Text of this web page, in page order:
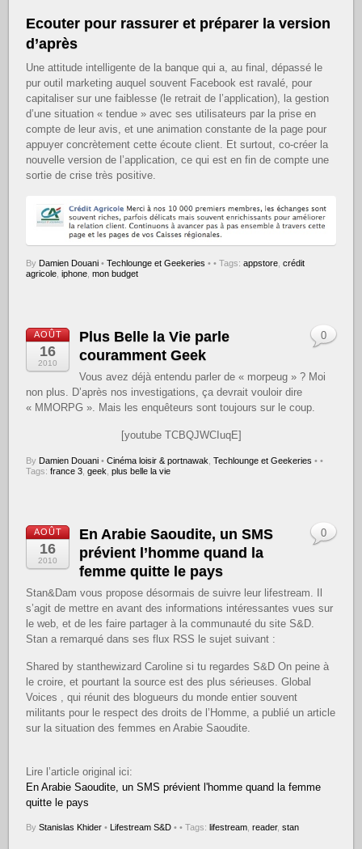
Ecouter pour rassurer et préparer la version
d’après
Une attitude intelligente de la banque qui a, au final, dépassé le
pur outil marketing auquel souvent Facebook est ravalé, pour
capitaliser sur une faiblesse (le retrait de l’application), la gestion
d’une situation « tendue » avec ses utilisateurs par la prise en
compte de leur avis, et une animation constante de la page pour
appuyer concrètement cette écoute client. Et surtout, co-créer la
nouvelle version de l’application, ce qui est en fin de compte une
sortie de crise très positive.
By Damien Douani • Techlounge et Geekeries • • Tags:appstore ,crédit
agricole ,iphone ,mon budget
AOÛT
16
2010
Plus Belle la Vie parle
couramment Geek
Vous avez déjà entendu parler de « morpeug » ? Moi
non plus. D’après nos investigations, ça devrait vouloir dire
« MMORPG ». Mais les enquêteurs sont toujours sur le coup.
[youtube TCBQJWCIuqE]
By Damien Douani • Cinéma loisir & portnawak ,Techlounge et Geekeries •
0
•
Tags:france 3 ,geek ,plus belle la vie
AOÛT
16
2010
En Arabie Saoudite, un SMS
prévient l’homme quand la
femme quitte le pays
Stan&Dam vous propose désormais de suivre leur lifestream. Il
s’agit de mettre en avant des informations intéressantes vues sur
le web, et de les faire partager à la communauté du site S&D.
Stan a remarqué dans ses flux RSS le sujet suivant :
Shared by stanthewizard Caroline si tu regardes S&D On peine à
le croire, et pourtant la source est des plus sérieuses. Global
Voices , qui réunit des blogueurs du monde entier souvent
militants pour le respect des droits de l’Homme, a publié un article
sur la situation des femmes en Arabie Saoudite.
Lire l’article original ici:
En Arabie Saoudite, un SMS prévient l'homme quand la femme
quitte le pays
ByStanislas Khider • Lifestream S&D •
0
• Tags: lifestream ,reader,stan